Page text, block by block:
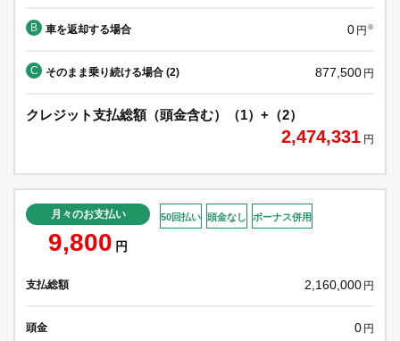
B 車を返却する場合 0 円 ※
C そのまま乗り続ける場合 (2) 877,500 円
クレジット支払総額（頭金含む）（1）+（2）
2,474,331 円
月々のお支払い
9,800 円
50回払い 頭金なし ボーナス併用
支払総額 2,160,000 円
頭金 0 円